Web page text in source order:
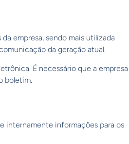
empresa, sendo mais utilizada
da geração atual.
É necessário que a empresa
boletim.
internamente informações para os